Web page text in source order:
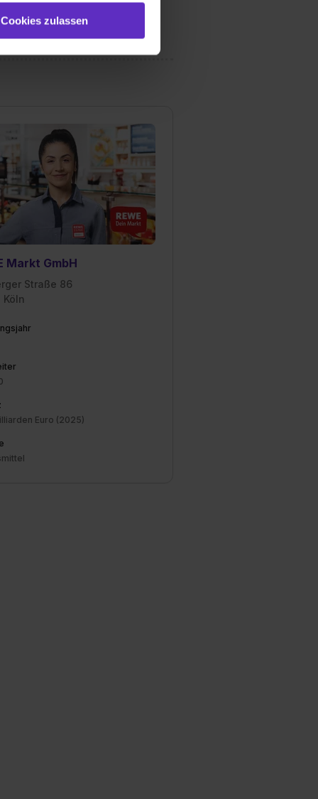
auch damit
dir erteilte Einwilligung
dem Punkt
du durch Klick auf
Cookies zulassen
Markt GmbH
Straße 86
Euro (2025)